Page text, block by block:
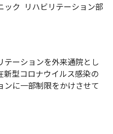
ック リハビリテーション部
ーションを外来通院とし
型コロナウイルス感染の
に一部制限をかけさせて